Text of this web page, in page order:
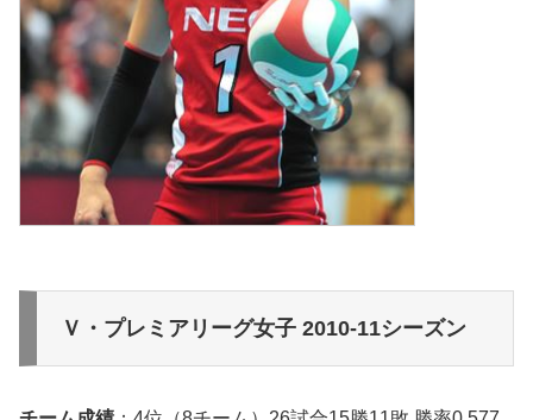
Ｖ・プレミアリーグ女子 2010-11シーズン